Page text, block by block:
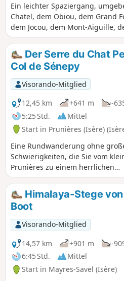
Ein leichter Spaziergang,
Chatel, dem Obiou, dem Grand
dem Jocou, dem Mont-Aiguille,
durchquert man die Dörfer des
Wanderung, ideal im Sommer.
Der Serre du Chat
Col de Sénepy
Visorando-Mitglied
12,45 km
+641 m
-
5:25 Std.
Mittel
Start in Prunières (Isère)
Eine Rundwanderung ohne
Schwierigkeiten, die Sie vom
Prunières zu einem herrlichen
Panoramablick auf das Trièves
hinaus auf das Oisans und das
Massiv führt.
Himalaya-Stege
Boot
Visorando-Mitglied
14,57 km
+901 m
-
6:45 Std.
Mittel
Start in Mayres-Savel (Isère)